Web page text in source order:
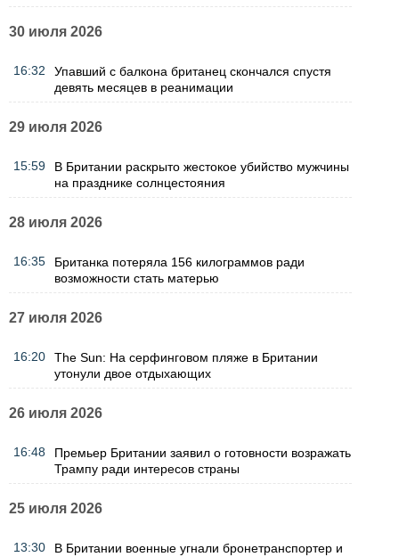
30 июля 2026
16:32
Упавший с балкона британец скончался спустя
девять месяцев в реанимации
29 июля 2026
15:59
В Британии раскрыто жестокое убийство мужчины
на празднике солнцестояния
28 июля 2026
16:35
Британка потеряла 156 килограммов ради
возможности стать матерью
27 июля 2026
16:20
The Sun: На серфинговом пляже в Британии
утонули двое отдыхающих
26 июля 2026
16:48
Премьер Британии заявил о готовности возражать
Трампу ради интересов страны
25 июля 2026
13:30
В Британии военные угнали бронетранспортер и